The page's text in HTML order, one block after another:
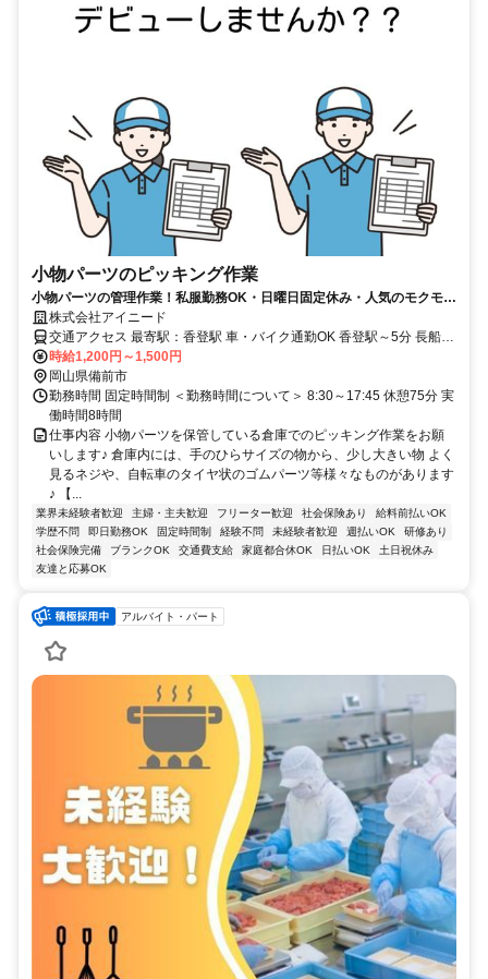
小物パーツのピッキング作業
小物パーツの管理作業！私服勤務OK・日曜日固定休み・人気のモクモク
軽作業【前払い・日払い】
株式会社アイニード
交通アクセス 最寄駅：香登駅 車・バイク通勤OK 香登駅～5分 長船駅
~10分
時給1,200円～1,500円
岡山県備前市
勤務時間 固定時間制 ＜勤務時間について＞ 8:30～17:45 休憩75分 実
働時間8時間
仕事内容 小物パーツを保管している倉庫でのピッキング作業をお願
いします♪ 倉庫内には、手のひらサイズの物から、少し大きい物 よく
見るネジや、自転車のタイヤ状のゴムパーツ等様々なものがあります
♪ 【...
業界未経験者歓迎 主婦・主夫歓迎 フリーター歓迎 社会保険あり
給料前払いOK
学歴不問
即日勤務OK 固定時間制 経験不問 未経験者歓迎 週払いOK
研修あり
社会保険完備
ブランクOK 交通費支給 家庭都合休OK 日払いOK
土日祝休み
友達と応募OK
アルバイト・パート